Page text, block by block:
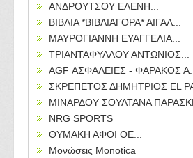
ΑΝΔΡΟΥΤΣΟΥ ΕΛΕΝΗ...
ΒΙΒΛΙΑ *ΒΙΒΛΙΑΓΟΡΑ* ΑΙΓΑΛ...
ΜΑΥΡΟΓΙΑΝΝΗ ΕΥΑΓΓΕΛΙΑ...
ΤΡΙΑΝΤΑΦΥΛΛΟΥ ΑΝΤΩΝΙΟΣ...
AGF ΑΣΦΑΛΕΙΕΣ - ΦΑΡΑΚΟΣ Α...
ΣΚΡΕΠΕΤΟΣ ΔΗΜΗΤΡΙΟΣ EL
ΜΙΝΑΡΔΟΥ ΣΟΥΛΤΑΝΑ
NRG SPORTS
ΘΥΜΑΚΗ ΑΦΟΙ ΟΕ...
Μονώσεις Monotica